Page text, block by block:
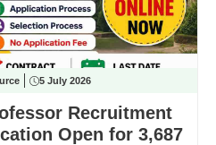
5 July 2026
Recruitment
Open for 3,687